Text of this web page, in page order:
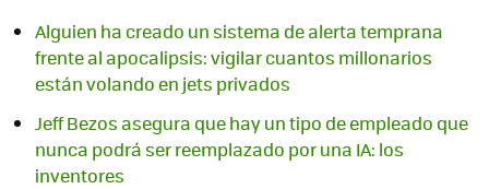
Alguien ha creado un sistema de alerta temprana
frente al apocalipsis: vigilar cuantos millonarios
están volando en jets privados
Jeff Bezos asegura que hay un tipo de empleado que
nunca podrá ser reemplazado por una IA: los
inventores